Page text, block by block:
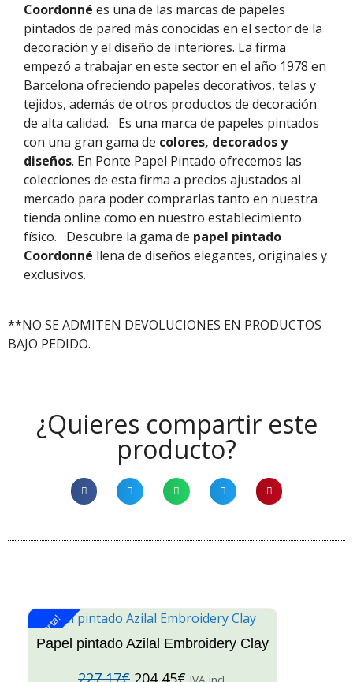
Coordonné es una de las marcas de papeles
pintados de pared más conocidas en el sector de la
decoración y el diseño de interiores. La firma
empezó a trabajar en este sector en el año 1978 en
Barcelona ofreciendo papeles decorativos, telas y
tejidos, además de otros productos de decoración
de alta calidad.
Es una marca de papeles pintados
con una gran gama de colores, decorados y
diseños. En Ponte Papel Pintado ofrecemos las
colecciones de esta firma a precios ajustados al
mercado para poder comprarlas tanto en nuestra
tienda online como en nuestro establecimiento
físico.
Descubre la gama de papel pintado
Coordonné llena de diseños elegantes, originales y
exclusivos.
**NO SE ADMITEN DEVOLUCIONES EN PRODUCTOS
BAJO PEDIDO.
¿Quieres compartir este
producto?
¡Oferta!
Papel pintado Azilal Embroidery Clay
227,17€ 204,45€